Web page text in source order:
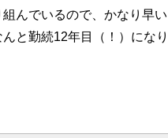
んでいるので、かなり早い
と勤続12年目（！）になり